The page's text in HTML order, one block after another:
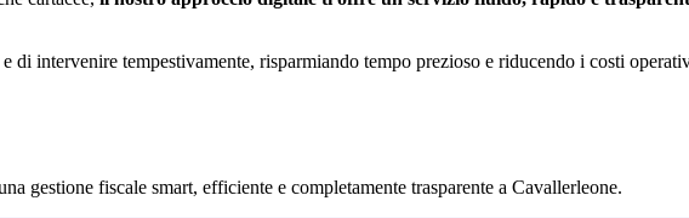
di intervenire tempestivamente, risparmiando tempo prezioso e riducendo i costi
gestione fiscale smart, efficiente e completamente trasparente a Cavallerleone.